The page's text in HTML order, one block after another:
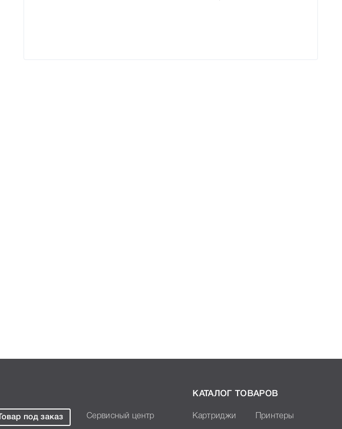
Товар под заказ Сервисный центр
КАТАЛОГ ТОВАРОВ
Картриджи Принтеры